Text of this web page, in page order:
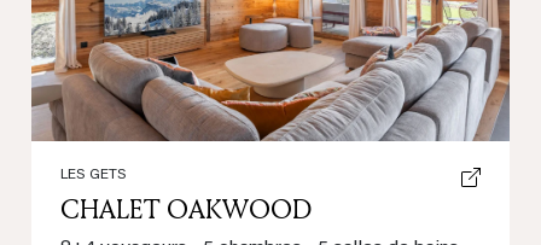
LES GETS
CHALET OAKWOOD